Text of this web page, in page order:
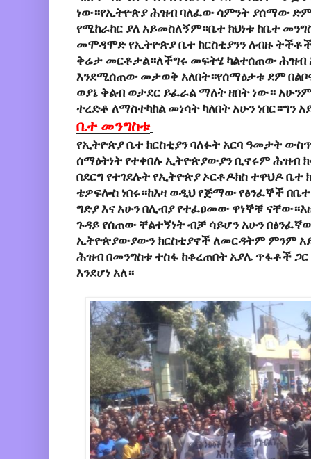
ነው።የኢትዮጵያ ሕዝብ ባለፈው ሳምንት ያሰማው
የሚከራከር ያለ አይመስለኝም።ቤተ ክህነቱ ከቤተ
መሞዳሞድ የኢትዮጵያ ቤተ ክርስቲያንን ለብዙ
ቅሬታ መርቶታል።ለችግሩ መፍትሄ ካልተሰጠው ሕዝብ
እንደሚሰጠው መታወቅ አለበት።የሰማዕታቱ ደም
ወያኔ ቅልብ ወታደር ይፈራል ማለት ዘበት ነው።
ተረድቶ ለማስተካከል መነሳት ካለበት አሁን ነበር።ግን
ቤተ መንግስቱ
የኢትዮጵያ ቤተ ክርስቲያን ባለፉት አርባ ዓመታት
ሰማዕትነት የተቀበሉ ኢትዮጵያውያን ቢኖሩም ሕዝብ
በደርግ የተገደሉት የኢትዮጵያ ኦርቶዶክስ ተዋህዶ ቤተ
ቴዎፍሎስ ነበሩ።ከእዛ ወዲህ የጅማው የፅንፈኞች
ግድያ እና አሁን በሊብያ የተፈፀመው ዋነኞቹ
ጉዳይ የሰጠው ቸልተኝነት ብቻ ሳይሆን አሁን
ኢትዮጵያውያውን ክርስቲያኖች ለመርዳትም ምንም
ሕዝብ በመንግስቱ ተስፋ ከቆረጠበት አያሌ ጥፋቶች
እንደሆነ አለ።